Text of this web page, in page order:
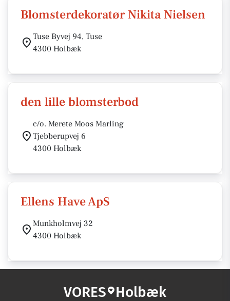
Blomsterdekoratør Nikita Nielsen
Tuse Byvej 94, Tuse
4300 Holbæk
den lille blomsterbod
c/o. Merete Moos Marling
Tjebberupvej 6
4300 Holbæk
Ellens Have ApS
Munkholmvej 32
4300 Holbæk
VORES Holbæk